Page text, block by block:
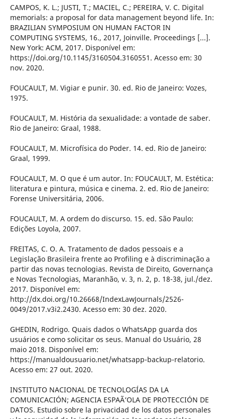
CAMPOS, K. L.; JUSTI, T.; MACIEL, C.; PEREIRA, V. C. Digital
memorials: a proposal for data management beyond life. In:
BRAZILIAN SYMPOSIUM ON HUMAN FACTOR IN
COMPUTING SYSTEMS, 16., 2017, Joinville. Proceedings [...].
New York: ACM, 2017. Disponível em:
https://doi.org/10.1145/3160504.3160551. Acesso em: 30
nov. 2020.
FOUCAULT, M. Vigiar e punir. 30. ed. Rio de Janeiro: Vozes,
1975.
FOUCAULT, M. História da sexualidade: a vontade de saber.
Rio de Janeiro: Graal, 1988.
FOUCAULT, M. Microfísica do Poder. 14. ed. Rio de Janeiro:
Graal, 1999.
FOUCAULT, M. O que é um autor. In: FOUCAULT, M. Estética:
literatura e pintura, música e cinema. 2. ed. Rio de Janeiro:
Forense Universitária, 2006.
FOUCAULT, M. A ordem do discurso. 15. ed. São Paulo:
Edições Loyola, 2007.
FREITAS, C. O. A. Tratamento de dados pessoais e a
Legislação Brasileira frente ao Profiling e à discriminação a
partir das novas tecnologias. Revista de Direito, Governança
e Novas Tecnologias, Maranhão, v. 3, n. 2, p. 18-38, jul./dez.
2017. Disponível em:
http://dx.doi.org/10.26668/IndexLawJournals/2526-
0049/2017.v3i2.2430. Acesso em: 30 dez. 2020.
GHEDIN, Rodrigo. Quais dados o WhatsApp guarda dos
usuários e como solicitar os seus. Manual do Usuário, 28
maio 2018. Disponível em:
https://manualdousuario.net/whatsapp-backup-relatorio.
Acesso em: 27 out. 2020.
INSTITUTO NACIONAL DE TECNOLOGÍAS DA LA
COMUNICACIÓN; AGENCIA ESPAÃ‘OLA DE PROTECCIÓN DE
DATOS. Estudio sobre la privacidad de los datos personales